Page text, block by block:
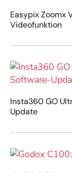
Easypix Zoomx
Videofunktion
Insta360 GO
Update